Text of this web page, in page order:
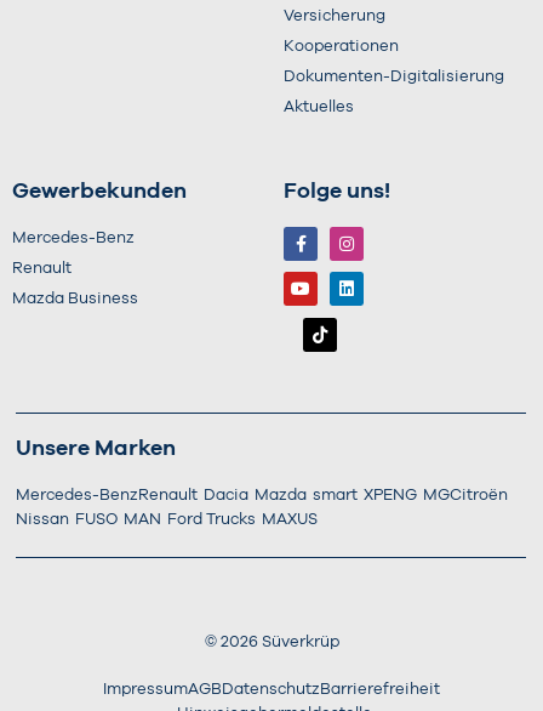
Versicherung
Kooperationen
Dokumenten-Digitalisierung
Aktuelles
Gewerbekunden
Mercedes-Benz
Renault
Mazda Business
Folge uns!
Unsere Marken
Mercedes-Benz Renault Dacia Mazda smart XPENG MGCitroën
Nissan FUSO MAN Ford Trucks MAXUS
© 2026Süverkrüp
ImpressumAGB Datenschutz Barrierefreiheit